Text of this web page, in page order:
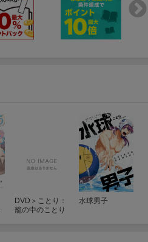
DVD＞ことり：
籠の中のことり
水球男子